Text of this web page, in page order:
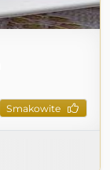
Smakowite